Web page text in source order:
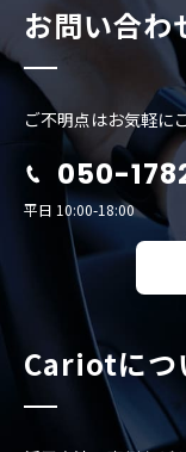
お問い合わ
ご不明点はお気軽に
050-
平日 10:00-18:00
Cariotにつ